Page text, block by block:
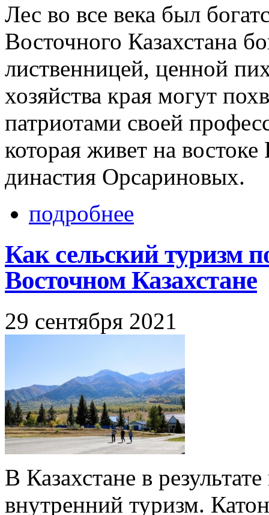
Лес во все века был
Восточного Казахстана
лиственницей, ценной
хозяйства края могут
патриотами своей
которая живет на востоке
династия Орсариновых.
подробнее
Как сельский туризм
Восточном Казахстане
29 сентября 2021
В Казахстане в
внутренний туризм.